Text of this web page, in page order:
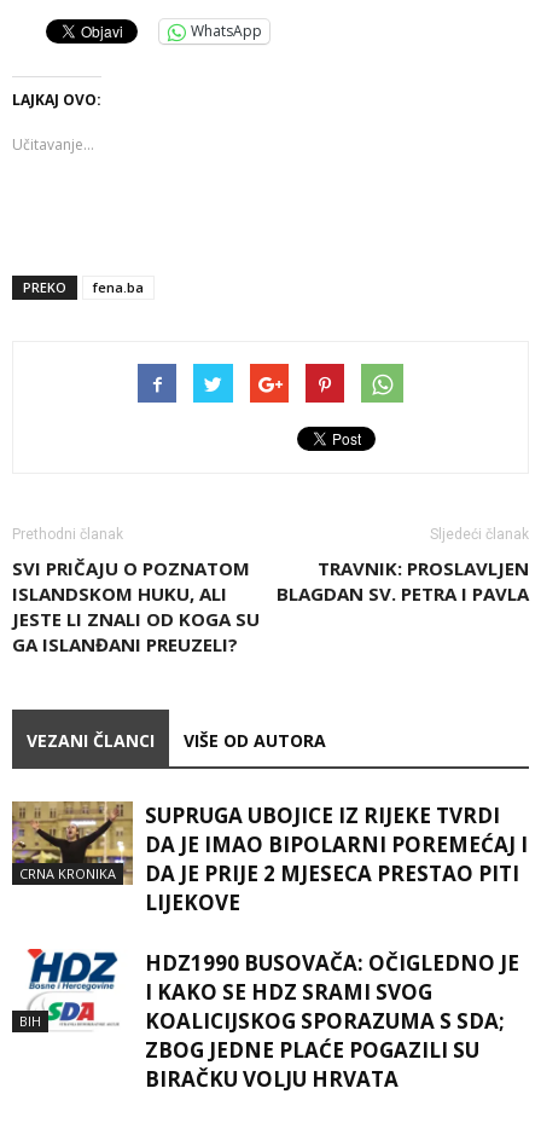
WhatsApp
LAJKAJ OVO:
Učitavanje...
PREKO fena.ba
Prethodni članak
SVI PRIČAJU O POZNATOM
ISLANDSKOM HUKU, ALI
JESTE LI ZNALI OD KOGA SU
GA ISLANĐANI PREUZELI?
Sljedeći članak
TRAVNIK: PROSLAVLJEN
BLAGDAN SV. PETRA I PAVLA
VEZANI ČLANCI VIŠE OD AUTORA
CRNA KRONIKA
SUPRUGA UBOJICE IZ RIJEKE TVRDI
DA JE IMAO BIPOLARNI POREMEĆAJ I
DA JE PRIJE 2 MJESECA PRESTAO PITI
LIJEKOVE
BIH
HDZ1990 BUSOVAČA: OČIGLEDNO JE
I KAKO SE HDZ SRAMI SVOG
KOALICIJSKOG SPORAZUMA S SDA;
ZBOG JEDNE PLAĆE POGAZILI SU
BIRAČKU VOLJU HRVATA